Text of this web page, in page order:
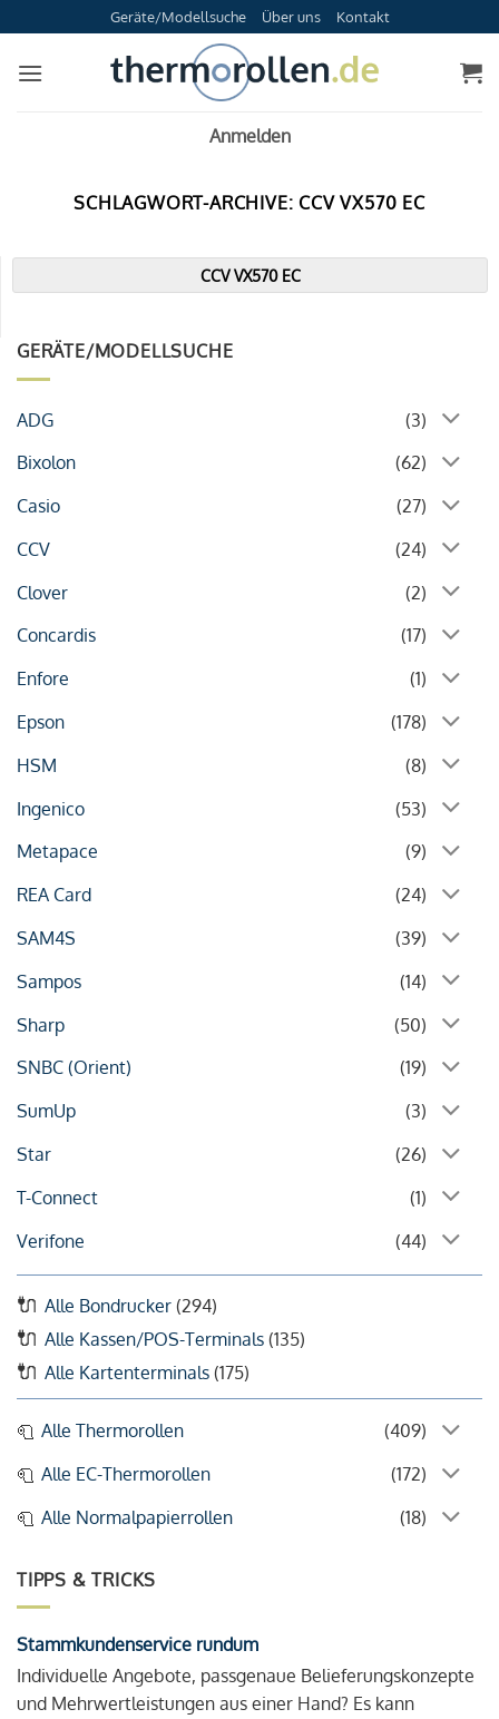
Inhalt
springen
Geräte/Modellsuche Über uns Kontakt
Anmelden
SCHLAGWORT-ARCHIVE:CCV VX570 EC
GERÄTE/MODELLSUCHE
ADG
(3)
Bixolon
(62)
Casio
(27)
CCV
(24)
Clover
(2)
Concardis
(17)
Enfore
(1)
Epson
(178)
HSM
(8)
Ingenico
(53)
Metapace
(9)
REA Card
(24)
SAM4S
(39)
Sampos
(14)
Sharp
(50)
SNBC (Orient)
(19)
SumUp
(3)
Star
(26)
T-Connect
(1)
Verifone
(44)
Alle Bondrucker (294)
Alle Kassen/POS-Terminals (135)
Alle Kartenterminals (175)
Alle Thermorollen
(409)
Alle EC-Thermorollen
(172)
Alle Normalpapierrollen
(18)
TIPPS & TRICKS
Stammkundenservice rundum
Individuelle Angebote, passgenaue Belieferungskonzepte
und Mehrwertleistungen aus einer Hand? Es kann
CCV VX570 EC